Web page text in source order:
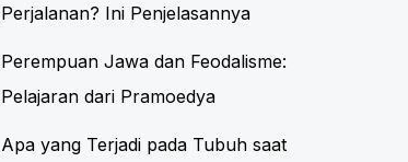
Perjalanan? Ini Penjelasannya
Perempuan Jawa dan Feodalisme:
Pelajaran dari Pramoedya
Apa yang Terjadi pada Tubuh saat